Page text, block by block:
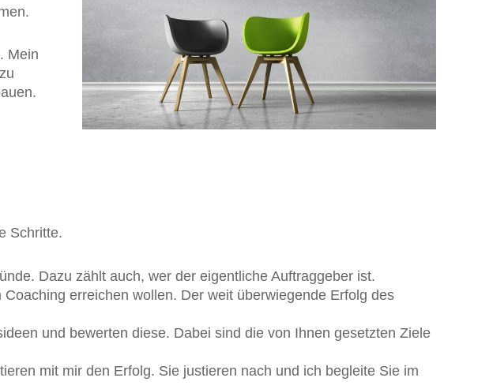
Mein
Schritte.
Dazu zählt auch, wer der eigentliche Auftraggeber ist.
erreichen wollen. Der weit überwiegende Erfolg des
und bewerten diese. Dabei sind die von Ihnen gesetzten Ziele
mit mir den Erfolg. Sie justieren nach und ich begleite Sie im